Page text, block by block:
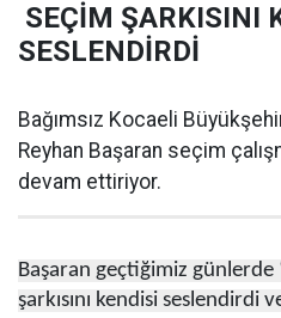
SEÇİM ŞARKISINI
SESLENDİRDİ
Bağımsız Kocaeli
Reyhan Başaran seçim
devam ettiriyor.
Başaran geçtiğimiz günlerde
şarkısını kendisi seslendirdi